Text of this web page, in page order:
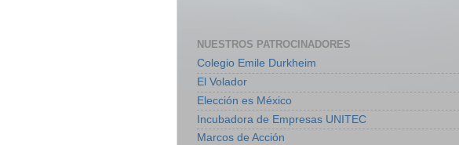
NUESTROS PATROCINADORES
Colegio Emile Durkheim
El Volador
Elección es México
Incubadora de Empresas UNITEC
Marcos de Acción